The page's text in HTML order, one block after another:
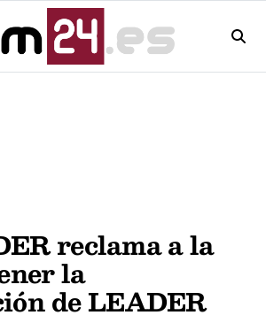
reclama a la
la
de LEADER